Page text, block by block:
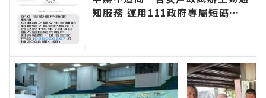
知服務 運用111政府專屬短碼簡
的今日新聞報導 最新的在地資
訊！